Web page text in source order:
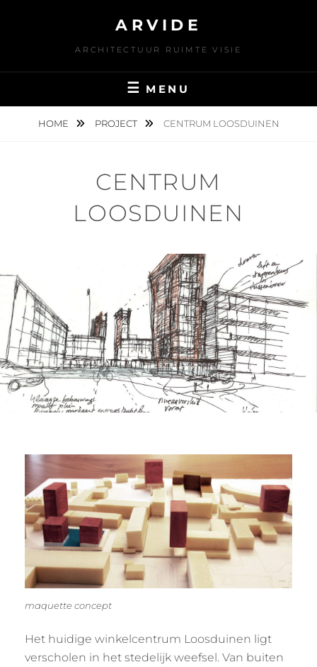
ARVIDE
ARCHITECTUUR RUIMTE VISIE
MENU
HOME PROJECT CENTRUM LOOSDUINEN
CENTRUM
LOOSDUINEN
maquette concept
Het huidige winkelcentrum Loosduinen ligt
verscholen in het stedelijk weefsel. Van buiten